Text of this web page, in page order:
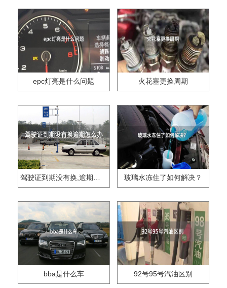
epc灯亮是什么问题 火花塞更换周期
驾驶证到期没有换,逾期怎么办?? 玻璃水冻住了如何解决？
bba是什么车 92号95号汽油区别